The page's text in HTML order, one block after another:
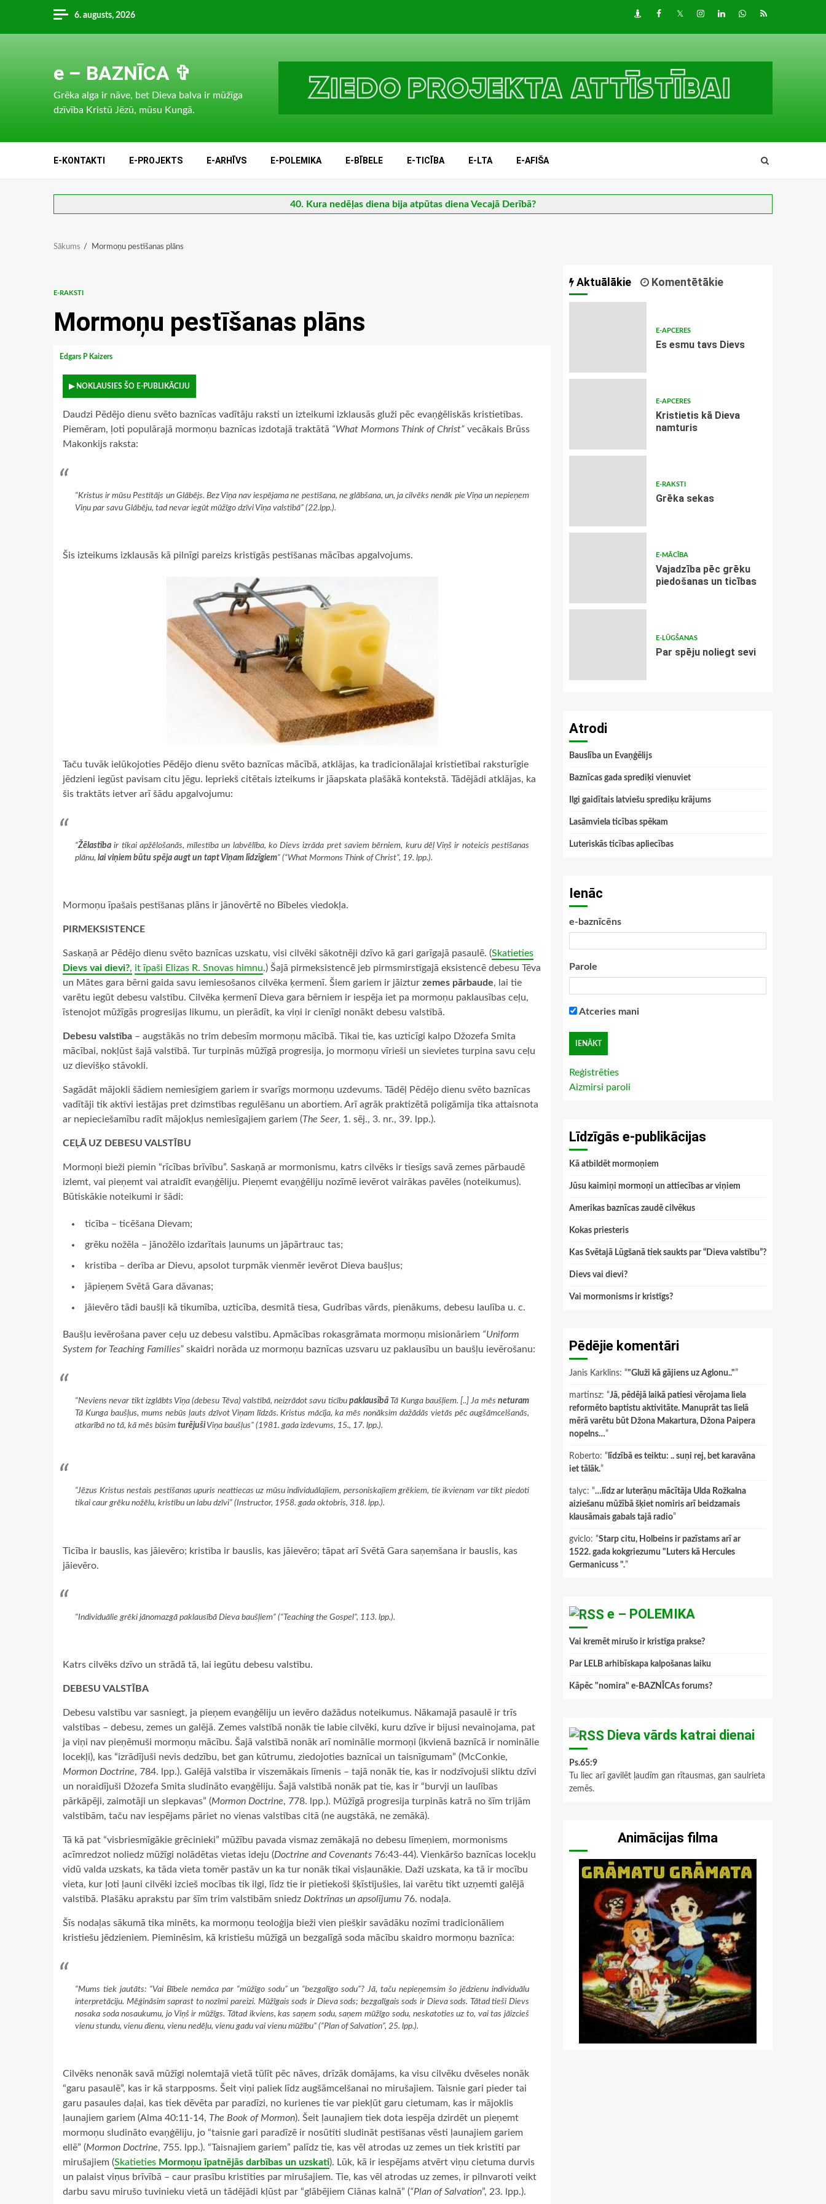
content
6. augusts, 2026 DraugiemFacebook
TwitterInstagram
LinkedInwhatsapp
RSS
e – BAZNĪCA ✞
Grēka alga ir nāve, bet Dieva balva ir mūžīga
dzīvība Kristū Jēzū, mūsu Kungā.
E-KONTAKTI E-PROJEKTS E-ARHĪVS E-POLEMIKA E-BĪBELE E-TICĪBA E-LTA E-AFIŠA
40. Kura nedēļas diena bija atpūtas diena Vecajā Derībā?
Sākums Mormoņu pestīšanas plāns
E-RAKSTI
Mormoņu pestīšanas plāns
Edgars P Kaizers
▶ NOKLAUSIES ŠO E-PUBLIKĀCIJU
Daudzi Pēdējo dienu svēto baznīcas vadītāju raksti un izteikumi izklausās gluži pēc evaņģēliskās kristietības.
Piemēram, ļoti populārajā mormoņu baznīcas izdotajā traktātā “What Mormons Think of Christ” vecākais Brūss
Makonkijs raksta:
“Kristus ir mūsu Pestītājs un Glābējs. Bez Viņa nav iespējama ne pestīšana, ne glābšana, un, ja cilvēks nenāk pie Viņa un nepieņem
Viņu par savu Glābēju, tad nevar iegūt mūžīgo dzīvi Viņa valstībā” (22.lpp.).
Šis izteikums izklausās kā pilnīgi pareizs kristīgās pestīšanas mācības apgalvojums.
Taču tuvāk ielūkojoties Pēdējo dienu svēto baznīcas mācībā, atklājas, ka tradicionālajai kristietībai raksturīgie
jēdzieni iegūst pavisam citu jēgu. Iepriekš citētais izteikums ir jāapskata plašākā kontekstā. Tādējādi atklājas, ka
šis traktāts ietver arī šādu apgalvojumu:
“Žēlastība ir tikai apžēlošanās, mīlestība un labvēlība, ko Dievs izrāda pret saviem bērniem, kuru dēļ Viņš ir noteicis pestīšanas
plānu, lai viņiem būtu spēja augt un tapt Viņam līdzīgiem” (“What Mormons Think of Christ”, 19. lpp.).
Mormoņu īpašais pestīšanas plāns ir jānovērtē no Bībeles viedokļa.
PIRMEKSISTENCE
Saskaņā ar Pēdējo dienu svēto baznīcas uzskatu, visi cilvēki sākotnēji dzīvo kā gari garīgajā pasaulē. (Skatieties
Dievs vai dievi?, it īpaši Elizas R. Snovas himnu.) Šajā pirmeksistencē jeb pirmsmirstīgajā eksistencē debesu Tēva
un Mātes gara bērni gaida savu iemiesošanos cilvēka ķermenī. Šiem gariem ir jāiztur zemes pārbaude, lai tie
varētu iegūt debesu valstību. Cilvēka ķermenī Dieva gara bērniem ir iespēja iet pa mormoņu paklausības ceļu,
īstenojot mūžīgās progresijas likumu, un pierādīt, ka viņi ir cienīgi nonākt debesu valstībā.
Debesu valstība – augstākās no trim debesīm mormoņu mācībā. Tikai tie, kas uzticīgi kalpo Džozefa Smita
mācībai, nokļūst šajā valstībā. Tur turpinās mūžīgā progresija, jo mormoņu vīrieši un sievietes turpina savu ceļu
uz dievišķo stāvokli.
Sagādāt mājokli šādiem nemiesīgiem gariem ir svarīgs mormoņu uzdevums. Tādēļ Pēdējo dienu svēto baznīcas
vadītāji tik aktīvi iestājas pret dzimstības regulēšanu un abortiem. Arī agrāk praktizētā poligāmija tika attaisnota
ar nepieciešamību radīt mājokļus nemiesīgajiem gariem (The Seer, 1. sēj., 3. nr., 39. lpp.).
CEĻĀ UZ DEBESU VALSTĪBU
Mormoņi bieži piemin “rīcības brīvību”. Saskaņā ar mormonismu, katrs cilvēks ir tiesīgs savā zemes pārbaudē
izlemt, vai pieņemt vai atraidīt evaņģēliju. Pieņemt evaņģēliju nozīmē ievērot vairākas pavēles (noteikumus).
Būtiskākie noteikumi ir šādi:
ticība – ticēšana Dievam;
grēku nožēla – jānožēlo izdarītais ļaunums un jāpārtrauc tas;
kristība – derība ar Dievu, apsolot turpmāk vienmēr ievērot Dieva baušļus;
jāpieņem Svētā Gara dāvanas;
jāievēro tādi baušļi kā tikumība, uzticība, desmitā tiesa, Gudrības vārds, pienākums, debesu laulība u. c.
Baušļu ievērošana paver ceļu uz debesu valstību. Apmācības rokasgrāmata mormoņu misionāriem “Uniform
System for Teaching Families” skaidri norāda uz mormoņu baznīcas uzsvaru uz paklausību un baušļu ievērošanu:
“Neviens nevar tikt izglābts Viņa (debesu Tēva) valstībā, neizrādot savu ticībupaklausībāTā Kunga baušļiem. [..] Ja mēsneturam
Tā Kunga baušļus, mums nebūs ļauts dzīvot Viņam līdzās. Kristus mācīja, ka mēs nonāksim dažādās vietās pēc augšāmcelšanās,
atkarībā no tā, kā mēs būsim turējušiViņa baušļus” (1981. gada izdevums, 15., 17. lpp.).
“Jēzus Kristus nestais pestīšanas upuris neattiecas uz mūsu individuālajiem, personiskajiem grēkiem, tie ikvienam var tikt piedoti
tikai caur grēku nožēlu, kristību un labu dzīvi” (Instructor, 1958. gada oktobris, 318. lpp.).
Ticība ir bauslis, kas jāievēro; kristība ir bauslis, kas jāievēro; tāpat arī Svētā Gara saņemšana ir bauslis, kas
jāievēro.
“Individuālie grēki jānomazgā paklausībā Dieva baušļiem” (“Teaching the Gospel”, 113. lpp.).
Katrs cilvēks dzīvo un strādā tā, lai iegūtu debesu valstību.
DEBESU VALSTĪBA
Debesu valstību var sasniegt, ja pieņem evaņģēliju un ievēro dažādus noteikumus. Nākamajā pasaulē ir trīs
valstības – debesu, zemes un galējā. Zemes valstībā nonāk tie labie cilvēki, kuru dzīve ir bijusi nevainojama, pat
ja viņi nav pieņēmuši mormoņu mācību. Šajā valstībā nonāk arī nominālie mormoņi (ikvienā baznīcā ir nominālie
locekļi), kas “izrādījuši nevis dedzību, bet gan kūtrumu, ziedojoties baznīcai un taisnīgumam” (McConkie,
Mormon Doctrine, 784. lpp.). Galējā valstība ir viszemākais līmenis – tajā nonāk tie, kas ir nodzīvojuši sliktu dzīvi
un noraidījuši Džozefa Smita sludināto evaņģēliju. Šajā valstībā nonāk pat tie, kas ir “burvji un laulības
pārkāpēji, zaimotāji un slepkavas” (Mormon Doctrine, 778. lpp.). Mūžīgā progresija turpinās katrā no šīm trijām
valstībām, taču nav iespējams pāriet no vienas valstības citā (ne augstākā, ne zemākā).
Tā kā pat “visbriesmīgākie grēcinieki” mūžību pavada vismaz zemākajā no debesu līmeņiem, mormonisms
acīmredzot noliedz mūžīgi nolādētas vietas ideju (Doctrine and Covenants 76:43-44). Vienkāršo baznīcas locekļu
vidū valda uzskats, ka tāda vieta tomēr pastāv un ka tur nonāk tikai visļaunākie. Daži uzskata, ka tā ir mocību
vieta, kur ļoti ļauni cilvēki izcieš mocības tik ilgi, līdz tie ir pietiekoši šķīstījušies, lai varētu tikt uzņemti galējā
valstībā. Plašāku aprakstu par šīm trim valstībām sniedz Doktrīnas un apsolījumu 76. nodaļa.
Šīs nodaļas sākumā tika minēts, ka mormoņu teoloģija bieži vien piešķir savādāku nozīmi tradicionāliem
kristiešu jēdzieniem. Pieminēsim, kā kristiešu mūžīgā un bezgalīgā soda mācību skaidro mormoņu baznīca:
“Mums tiek jautāts: “Vai Bībele nemāca par “mūžīgo sodu” un “bezgalīgo sodu”? Jā, taču nepieņemsim šo jēdzienu individuālu
interpretāciju. Mēģināsim saprast to nozīmi pareizi. Mūžīgais sods ir Dieva sods; bezgalīgais sods ir Dieva sods. Tātad tieši Dievs
nosaka soda nosaukumu, jo Viņš ir mūžīgs. Tātad ikviens, kas saņem sodu, saņem mūžīgo sodu, neskatoties uz to, vai tas jāizcieš
vienu stundu, vienu dienu, vienu nedēļu, vienu gadu vai vienu mūžību” (“Plan of Salvation”, 25. lpp.).
Cilvēks nenonāk savā mūžīgi nolemtajā vietā tūlīt pēc nāves, drīzāk domājams, ka visu cilvēku dvēseles nonāk
“garu pasaulē”, kas ir kā starpposms. Šeit viņi paliek līdz augšāmcelšanai no mirušajiem. Taisnie gari pieder tai
garu pasaules daļai, kas tiek dēvēta par paradīzi, no kurienes tie var piekļūt garu cietumam, kas ir mājoklis
ļaunajiem gariem (Alma 40:11-14, The Book of Mormon). Šeit ļaunajiem tiek dota iespēja dzirdēt un pieņemt
mormoņu sludināto evaņģēliju, jo “taisnie gari paradīzē ir nosūtīti sludināt pestīšanas vēsti ļaunajiem gariem
ellē” (Mormon Doctrine, 755. lpp.). “Taisnajiem gariem” palīdz tie, kas vēl atrodas uz zemes un tiek kristīti par
mirušajiem (Skatieties Mormoņu īpatnējās darbības un uzskati). Lūk, kā ir iespējams atvērt viņu cietuma durvis
un palaist viņus brīvībā – caur prasību kristīties par mirušajiem. Tie, kas vēl atrodas uz zemes, ir pilnvaroti veikt
darbu savu mirušo tuvinieku vietā un tādējādi kļūst par “glābējiem Ciānas kalnā” (“Plan of Salvation”, 23. lpp.).
Aktuālākie Komentētākie
E-APCERES
Es esmu tavs Dievs
E-APCERES
Kristietis kā Dieva
namturis
E-RAKSTI
Grēka sekas
E-MĀCĪBA
Vajadzība pēc grēku
piedošanas un ticības
E-LŪGŠANAS
Par spēju noliegt sevi
Atrodi
Bauslība un Evaņģēlijs
Baznīcas gada sprediķi vienuviet
Ilgi gaidītais latviešu sprediķu krājums
Lasāmviela ticības spēkam
Luteriskās ticības apliecības
Ienāc
e-baznīcēns
Parole
Atceries mani
Reģistrēties
Aizmirsi paroli
Līdzīgās e-publikācijas
Kā atbildēt mormoņiem
Jūsu kaimiņi mormoņi un attiecības ar viņiem
Amerikas baznīcas zaudē cilvēkus
Kokas priesteris
Kas Svētajā Lūgšanā tiek saukts par “Dieva valstību”?
Dievs vai dievi?
Vai mormonisms ir kristīgs?
Pēdējie komentāri
Janis Karklins: “"Gluži kā gājiens uz Aglonu.."”
martinsz: “Jā, pēdējā laikā patiesi vērojama liela
reformēto baptistu aktivitāte. Manuprāt tas lielā
mērā varētu būt Džona Makartura, Džona Paipera
nopelns…”
Roberto: “ līdzībā es teiktu: .. suņi rej, bet karavāna
iet tālāk.”
talyc: “…līdz ar luterāņu mācītāja Ulda Rožkalna
aiziešanu mūžībā šķiet nomiris arī beidzamais
klausāmais gabals tajā radio”
gviclo: “Starp citu, Holbeins ir pazīstams arī ar
1522. gada kokgriezumu "Luters kā Hercules
Germanicuss ".”
e – POLEMIKA
Vai kremēt mirušo ir kristīga prakse?
Par LELB arhibīskapa kalpošanas laiku
Kāpēc "nomira" e-BAZNĪCAs forums?
Dieva vārds katrai dienai
Ps.65:9
Tu liec arī gavilēt ļaudīm gan rītausmas, gan saulrieta
zemēs.
Animācijas filma